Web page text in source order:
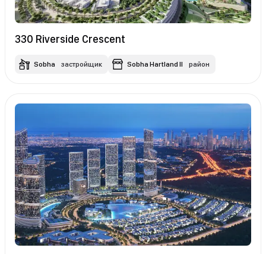
330 Riverside Crescent
Sobha застройщик Sobha Hartland II район